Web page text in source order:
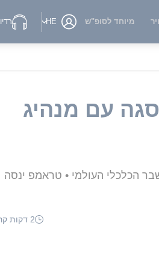
מיוחד לסופ"ש HE רדיו
עם מנהיג
הכלכלי העולמי • טראמפ ינסה
2 דקות קריאה